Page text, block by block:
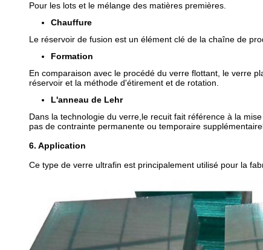
Pour les lots et le mélange des matières premières.
Chauffure
Le réservoir de fusion est un élément clé de la chaîne de
Formation
En comparaison avec le procédé du verre flottant, le verre
réservoir et la méthode d'étirement et de rotation.
L'anneau de Lehr
Dans la technologie du verre,le recuit fait référence à la
pas de contrainte permanente ou temporaire
6. Application
Ce type de verre ultrafin est principalement utilisé pour la